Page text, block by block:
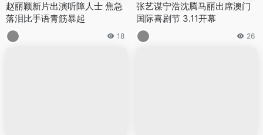
赵丽颖新片出演听障人士 焦急
落泪比手语青筋暴起
18
张艺谋宁浩沈腾马丽出席澳门
国际喜剧节 3.11开幕
26